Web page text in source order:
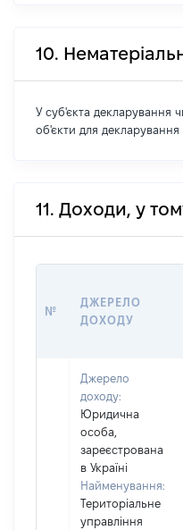
10.
У суб'єкта декларування
об'єкти для декларування
11. Доходи, у
№
ДЖЕРЕЛО
ДОХОДУ
Джерело
доходу:
Юридична
особа,
зареєстрована
в Україні
Найменування:
Територіальне
управління